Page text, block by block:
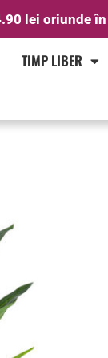
lei oriunde
TIMP LIBER